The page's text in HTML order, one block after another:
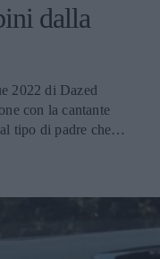
dalla
2022 di Dazed
con la cantante
tipo di padre che